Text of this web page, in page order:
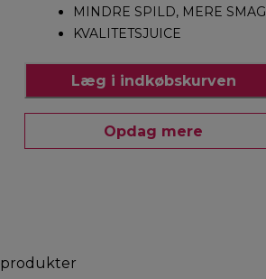
MINDRE SPILD, MERE SMAG
KVALITETSJUICE
Læg i indkøbskurven
Opdag mere
produkter